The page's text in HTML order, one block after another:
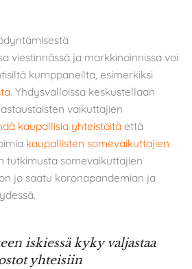
viestinnässä ja markkinoinnissa voi
kumppaneilta, esimerkiksi
. Yhdysvalloissa keskustellaan
vaikuttajien
kaupallisia yhteistöitä että
kaupallisten somevaikuttajien
tutkimusta somevaikuttajien
jo saatu koronapandemian ja
iskiessä kyky valjastaa
yhteisiin